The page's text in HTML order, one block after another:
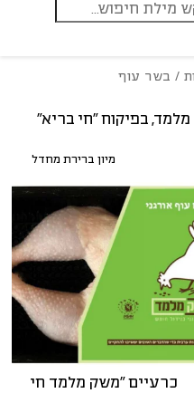
/ בשר עוף
בפיקוח “חי בריא”
כרעיים “משק מלמד חי